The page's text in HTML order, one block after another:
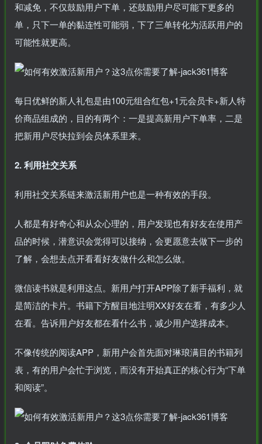
和减免，不仅鼓励用户下单，还鼓励用户尽可能下更多的
单，只下一单的黏连性可能弱，下了三单转化为活跃用户的
可能性就更高。
每日优鲜的新人礼包是由100元组合红包+1元会员卡+新人特
价商品组成的，目的有两个：一是提高新用户下单率，二是
把新用户尽快拉到会员体系里来。
2. 利用社交关系
利用社交关系链来激活新用户也是一种有效的手段。
人都是有好奇心和从众心理的，用户发现也有好友在使用产
品的时候，潜意识会觉得可以接纳，会更愿意去做下一步的
了解，会想去点开看看好友做什么和怎么做。
微信读书就是利用这点。新用户打开APP除了新手福利，就
是简洁的卡片。书籍下方醒目地注明XX好友在看，有多少人
在看。告诉用户好友都在看什么书，减少用户选择成本。
不像传统的阅读APP，新用户会首先面对琳琅满目的书籍列
表，有的用户会忙于浏览，而没有开始真正的核心行为“下单
和阅读”。